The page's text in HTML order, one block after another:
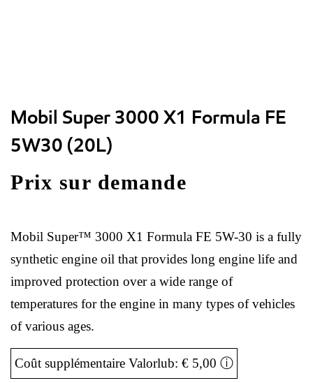
Mobil Super 3000 X1 Formula FE
5W30 (20L)
Prix sur demande
Mobil Super™ 3000 X1 Formula FE 5W-30 is a fully
synthetic engine oil that provides long engine life and
improved protection over a wide range of
temperatures for the engine in many types of vehicles
of various ages.
Coût supplémentaire Valorlub: € 5,00 ⓘ